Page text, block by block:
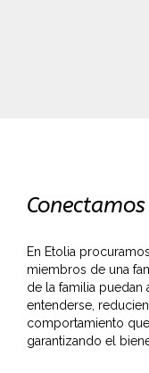
En Etolia
miembros de una
de la familia
entenderse,
comportamiento
garantizando el